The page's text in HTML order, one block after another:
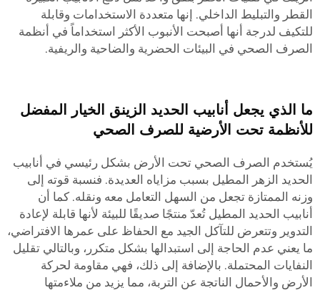
القطر والتبليط الداخلي. إنها متعددة الاستخدامات وقابلة
للتكيف لدرجة أنها أصبحت الأنبوب الأكثر استخداماً في أنظمة
الصرف الصحي في البيئات الحضرية والضاحية والريفية.
ما الذي يجعل أنابيب الحديد الزينق الخيار المفضل
للأنظمة تحت الأرضية للصرف الصحي
يُستخدم الصرف الصحي تحت الأرض بشكل رئيسي في أنابيب
الحديد الزهر المطيل بسبب مزاياه العديدة. فنسبة قوته إلى
وزنه الممتازة تجعل من السهل التعامل معه ونقله. كما أن
أنابيب الحديد المطيل تُعدّ منتجًا صديقًا للبيئة لأنها قابلة لإعادة
التدوير وتتعرض للتآكل الجيد مع الحفاظ على عمرها الافتراضي،
ما يعني عدم الحاجة إلى استبدالها بشكل متكرر، وبالتالي تقليل
النفايات المحتملة. بالإضافة إلى ذلك، فهي مقاومة لحركة
الأرض والأحمال الناتجة عن التربة، مما يزيد من ملاءمتها